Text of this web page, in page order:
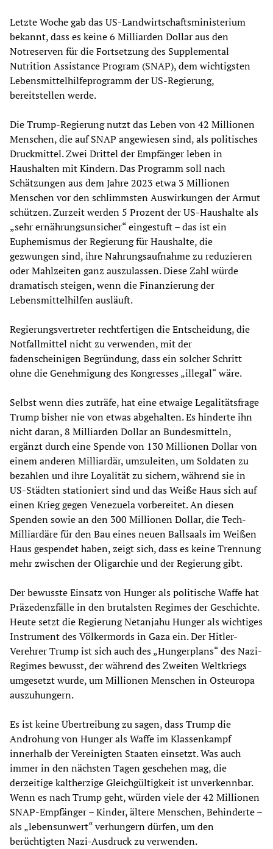
Letzte Woche gab das US-Landwirtschaftsministerium
bekannt, dass es keine 6 Milliarden Dollar aus den
Notreserven für die Fortsetzung des Supplemental
Nutrition Assistance Program (SNAP), dem wichtigsten
Lebensmittelhilfeprogramm der US-Regierung,
bereitstellen werde.
Die Trump-Regierung nutzt das Leben von 42 Millionen
Menschen, die auf SNAP angewiesen sind, als politisches
Druckmittel. Zwei Drittel der Empfänger leben in
Haushalten mit Kindern. Das Programm soll nach
Schätzungen aus dem Jahre 2023 etwa 3 Millionen
Menschen vor den schlimmsten Auswirkungen der Armut
schützen. Zurzeit werden 5 Prozent der US-Haushalte als
„sehr ernährungsunsicher“ eingestuft – das ist ein
Euphemismus der Regierung für Haushalte, die
gezwungen sind, ihre Nahrungsaufnahme zu reduzieren
oder Mahlzeiten ganz auszulassen. Diese Zahl würde
dramatisch steigen, wenn die Finanzierung der
Lebensmittelhilfen ausläuft.
Regierungsvertreter rechtfertigen die Entscheidung, die
Notfallmittel nicht zu verwenden, mit der
fadenscheinigen Begründung, dass ein solcher Schritt
ohne die Genehmigung des Kongresses „illegal“ wäre.
Selbst wenn dies zuträfe, hat eine etwaige Legalitätsfrage
Trump bisher nie von etwas abgehalten. Es hinderte ihn
nicht daran, 8 Milliarden Dollar an Bundesmitteln,
ergänzt durch eine Spende von 130 Millionen Dollar von
einem anderen Milliardär, umzuleiten, um Soldaten zu
bezahlen und ihre Loyalität zu sichern, während sie in
US-Städten stationiert sind und das Weiße Haus sich auf
einen Krieg gegen Venezuela vorbereitet. An diesen
Spenden sowie an den 300 Millionen Dollar, die Tech-
Milliardäre für den Bau eines neuen Ballsaals im Weißen
Haus gespendet haben, zeigt sich, dass es keine Trennung
mehr zwischen der Oligarchie und der Regierung gibt.
Der bewusste Einsatz von Hunger als politische Waffe hat
Präzedenzfälle in den brutalsten Regimes der Geschichte.
Heute setzt die Regierung Netanjahu Hunger als wichtiges
Instrument des Völkermords in Gaza ein. Der Hitler-
Verehrer Trump ist sich auch des „Hungerplans“ des Nazi-
Regimes bewusst, der während des Zweiten Weltkriegs
umgesetzt wurde, um Millionen Menschen in Osteuropa
auszuhungern.
Es ist keine Übertreibung zu sagen, dass Trump die
Androhung von Hunger als Waffe im Klassenkampf
innerhalb der Vereinigten Staaten einsetzt. Was auch
immer in den nächsten Tagen geschehen mag, die
derzeitige kaltherzige Gleichgültigkeit ist unverkennbar.
Wenn es nach Trump geht, würden viele der 42 Millionen
SNAP-Empfänger – Kinder, ältere Menschen, Behinderte –
als „lebensunwert“ verhungern dürfen, um den
berüchtigten Nazi-Ausdruck zu verwenden.